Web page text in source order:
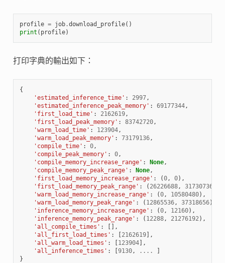
profile = job.download_profile()
print ( profile)
打印字典的輸出如下：
{
'estimated_inference_time' : 2997,
'estimated_inference_peak_memory' : 69177344,
'first_load_time' : 2162619,
'first_load_peak_memory' : 83742720,
'warm_load_time' : 123904,
'warm_load_peak_memory' : 73179136,
'compile_time' : 0,
'compile_peak_memory' : 0,
'compile_memory_increase_range' : None,
'compile_memory_peak_range' : None,
'first_load_memory_increase_range' : (0, 0),
'first_load_memory_peak_range' : ( 26226688, 31730736
'warm_load_memory_increase_range' : (0, 10580480),
'warm_load_memory_peak_range' : ( 12865536, 37318656),
'inference_memory_increase_range' : (0, 12160),
'inference_memory_peak_range' : ( 12288, 21276192),
'all_compile_times' :
[],
'all_first_load_times' : [2162619],
'all_warm_load_times' : [123904],
'all_inference_times' : [9130, ....
]
}